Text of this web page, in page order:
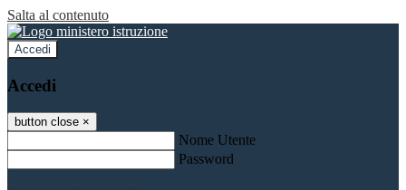
Salta al contenuto
Accedi
Accedi
button close ×
Nome Utente
Password